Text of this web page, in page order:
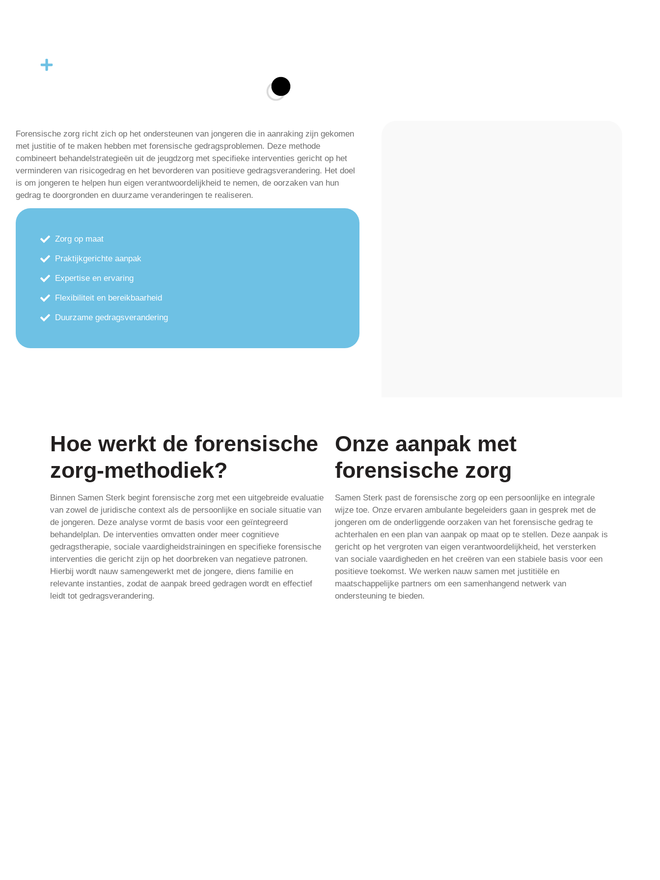
Forensische zorg richt zich op het ondersteunen van jongeren die in aanraking zijn gekomen
met justitie of te maken hebben met forensische gedragsproblemen. Deze methode
combineert behandelstrategieën uit de jeugdzorg met specifieke interventies gericht op het
verminderen van risicogedrag en het bevorderen van positieve gedragsverandering. Het doel
is om jongeren te helpen hun eigen verantwoordelijkheid te nemen, de oorzaken van hun
gedrag te doorgronden en duurzame veranderingen te realiseren.
Zorg op maat
Praktijkgerichte aanpak
Expertise en ervaring
Flexibiliteit en bereikbaarheid
Duurzame gedragsverandering
Hoe werkt de forensische
zorg-methodiek?
Binnen Samen Sterk begint forensische zorg met een uitgebreide evaluatie
van zowel de juridische context als de persoonlijke en sociale situatie van
de jongeren. Deze analyse vormt de basis voor een geïntegreerd
behandelplan. De interventies omvatten onder meer cognitieve
gedragstherapie, sociale vaardigheidstrainingen en specifieke forensische
interventies die gericht zijn op het doorbreken van negatieve patronen.
Hierbij wordt nauw samengewerkt met de jongere, diens familie en
relevante instanties, zodat de aanpak breed gedragen wordt en effectief
leidt tot gedragsverandering.
Onze aanpak met
forensische zorg
Samen Sterk past de forensische zorg op een persoonlijke en integrale
wijze toe. Onze ervaren ambulante begeleiders gaan in gesprek met de
jongeren om de onderliggende oorzaken van het forensische gedrag te
achterhalen en een plan van aanpak op maat op te stellen. Deze aanpak is
gericht op het vergroten van eigen verantwoordelijkheid, het versterken
van sociale vaardigheden en het creëren van een stabiele basis voor een
positieve toekomst. We werken nauw samen met justitiële en
maatschappelijke partners om een samenhangend netwerk van
ondersteuning te bieden.